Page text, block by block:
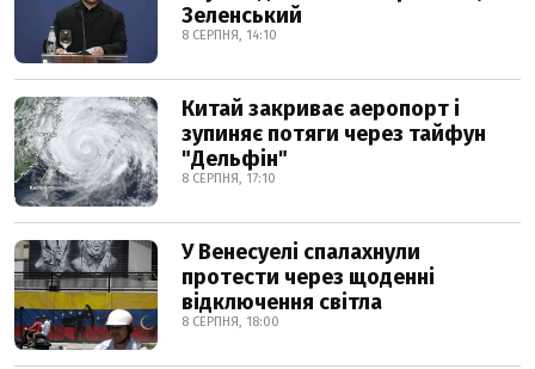
Зеленський
8 СЕРПНЯ, 14:10
Китай закриває аеропорт і
зупиняє потяги через тайфун
"Дельфін"
8 СЕРПНЯ, 17:10
У Венесуелі спалахнули
протести через щоденні
відключення світла
8 СЕРПНЯ, 18:00